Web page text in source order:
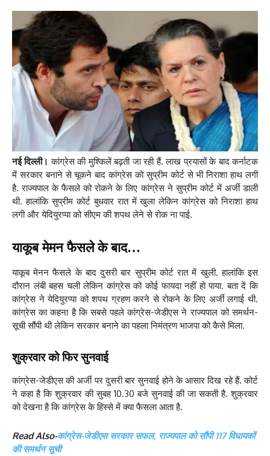
नई दिल्ली। कांग्रेस की मुश्किलें बढ़ती जा रही हैं. लाख प्रयासों के बाद कर्नाटक
में सरकार बनाने से चूकने बाद कांग्रेस को सुप्रीम कोर्ट से भी निराशा हाथ लगी
है. राज्यपाल के फैसले को रोकने के लिए कांग्रेस ने सुप्रीम कोर्ट में अर्जी डाली
थी. हालांकि सुप्रीम कोर्ट बुधवार रात में खुला लेकिन कांग्रेस को निराशा हाथ
लगी और येदियुरप्पा को सीएम की शपथ लेने से रोक ना पाई.
याकूब मेमन फैसले के बाद…
याकूब मेनन फैसले के बाद दुसरी बार सुप्रीम कोर्ट रात में खुली. हालांकि इस
दौरान लंबी बहस चली लेकिन कांग्रेस को कोई फायदा नहीं हो पाया. बता दें कि
कांग्रेस ने येदियुरप्पा को शपथ ग्रहण करने से रोकने के लिए अर्जी लगाई थी.
कांग्रेस का कहना है कि सबसे पहले कांग्रेस-जेडीएस ने राज्यपाल को समर्थन-
सूची सौंपी थी लेकिन सरकार बनाने का पहला निमंत्रण भाजपा को कैसे मिला.
शुक्रवार को फिर सुनवाई
कांग्रेस-जेडीएस की अर्जी पर दुसरी बार सुनवाई होने के आसार दिख रहे हैं. कोर्ट
ने कहा है कि शुक्रवार की सुबह 10.30 बजे सुनवाई की जा सकती है. शुक्रवार
को देखना है कि कांग्रेस के हिस्से में क्या फैसला आता है.
Read Also-कांग्रेस-जेडीएस सरकार सफल, राज्यपाल को सौंपी 117 विधायकों
की समर्थन सूची